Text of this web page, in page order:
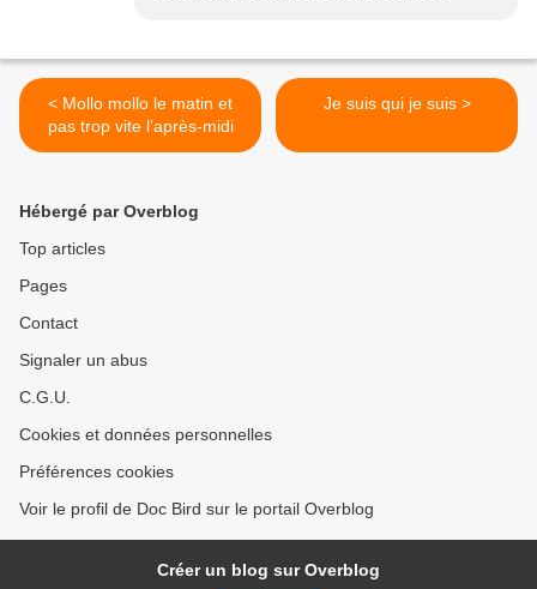
< Mollo mollo le matin et
pas trop vite l’après-midi
Je suis qui je suis >
Hébergé par Overblog
Top articles
Pages
Contact
Signaler un abus
C.G.U.
Cookies et données personnelles
Préférences cookies
Voir le profil de Doc Bird sur le portail Overblog
Créer un blog sur Overblog